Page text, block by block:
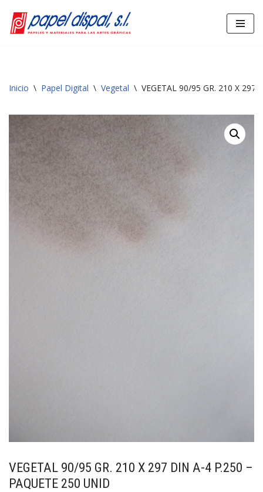
Saltar
Inicio \ Papel Digital \ Vegetal \ VEGETAL 90/95 GR. 210 X 297
VEGETAL 90/95 GR. 210 X 297 DIN A-4 P.250 –
PAQUETE 250 UNID